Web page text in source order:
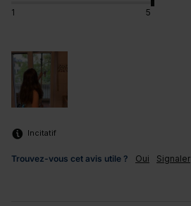
1 5
Incitatif
Trouvez-vous cet avis utile ? Oui Signaler